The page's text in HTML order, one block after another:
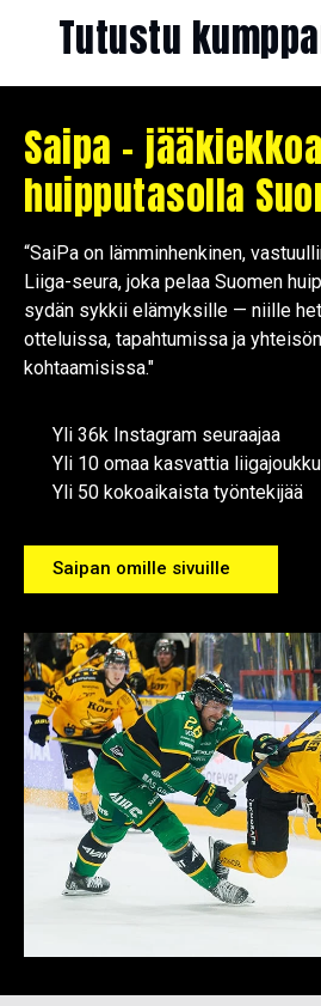
Tutustu
Saipa – jääkiekkoa
huipputasolla
“SaiPa on lämminhenkinen,
Liiga-seura, joka pelaa Suomen
sydän sykkii elämyksille — niille
otteluissa, tapahtumissa ja
kohtaamisissa."
Yli 36k Instagram seuraajaa
Yli 10 omaa kasvattia
Yli 50 kokoaikaista työntekijää
Saipan omille sivuille